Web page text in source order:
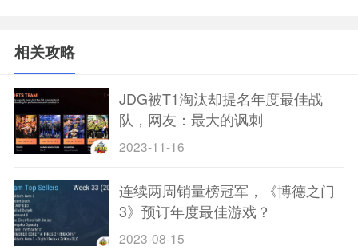
相关攻略
JDG被T1淘汰却提名年度最佳战
队，网友：最大的讽刺
2023-11-16
连续两周销量榜冠军，《博德之门
3》预订年度最佳游戏？
2023-08-15